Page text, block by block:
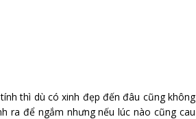
thì dù có xinh đẹp đến đâu cũng không
ra để ngắm nhưng nếu lúc nào cũng cau